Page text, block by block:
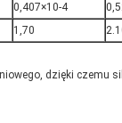
0,407×10-4
1,70
dzięki czemu